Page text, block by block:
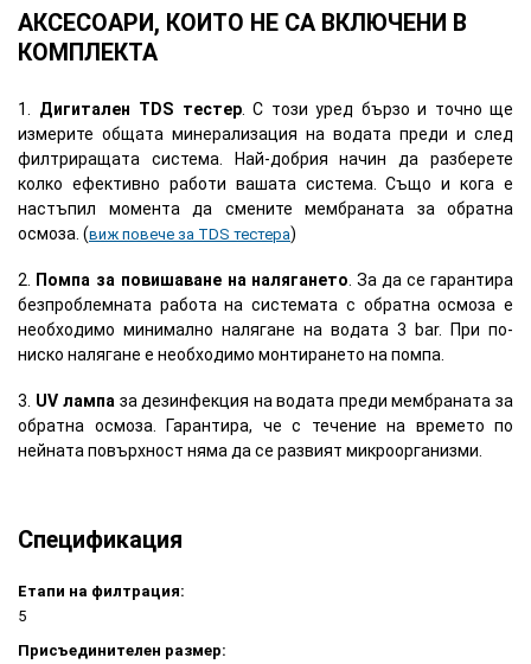
АКСЕСОАРИ, КОИТО НЕ СА ВКЛЮЧЕНИ В
КОМПЛЕКТА
1. Дигитален TDS тестер. С този уред бързо и точно ще
измерите общата минерализация на водата преди и след
филтриращата система. Най-добрия начин да разберете
колко ефективно работи вашата система. Също и кога е
настъпил момента да смените мембраната за обратна
осмоза. (виж повече за TDS тестера)
2. Помпа за повишаване на налягането. За да се гарантира
безпроблемната работа на системата с обратна осмоза е
необходимо минимално налягане на водата 3 bar. При по-
ниско налягане е необходимо монтирането на помпа.
3. UV лампа за дезинфекция на водата преди мембраната за
обратна осмоза. Гарантира, че с течение на времето по
нейната повърхност няма да се развият микроорганизми.
Спецификация
Етапи на филтрация:
5
Присъединителен размер: